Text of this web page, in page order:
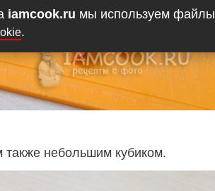
iamcook.ru мы используем файлы
.
небольшим кубиком.